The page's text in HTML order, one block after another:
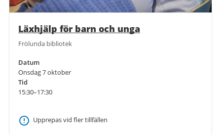
Läxhjälp för barn och unga
Frölunda bibliotek
Datum
Onsdag 7 oktober
Tid
15:30–17:30
Upprepas vid fler tillfällen